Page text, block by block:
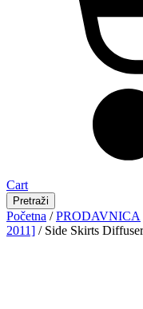
Cart
Pretraži
Početna /PRODAVNICA
2011] / Side Skirts